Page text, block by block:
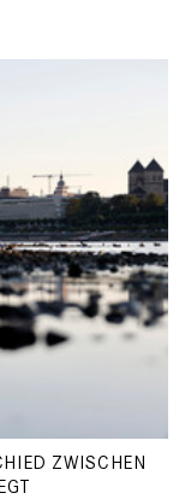
ZWISCHEN